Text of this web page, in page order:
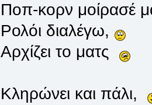
Ποπ-κορν μοίρασέ
Ρολόι διαλέγω,
Αρχίζει το ματς
Κληρώνει και πάλι,